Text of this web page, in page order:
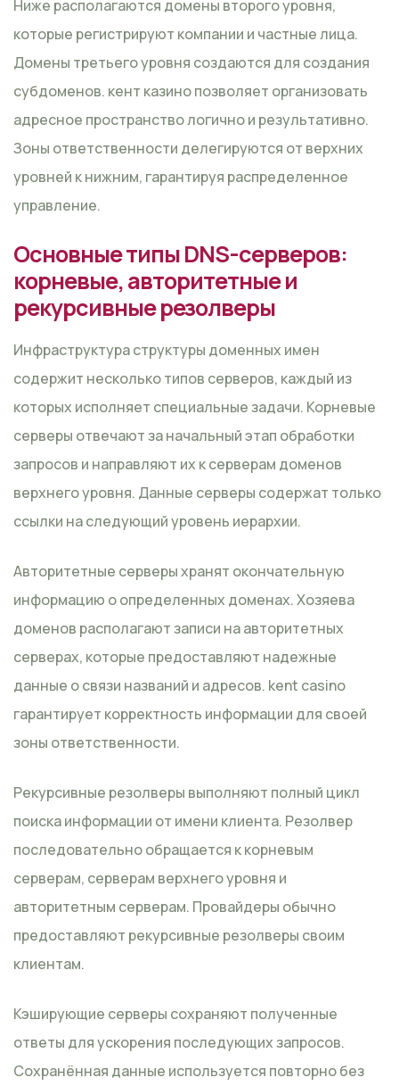
Ниже располагаются домены второго уровня,
которые регистрируют компании и частные лица.
Домены третьего уровня создаются для создания
субдоменов. кент казино позволяет организовать
адресное пространство логично и результативно.
Зоны ответственности делегируются от верхних
уровней к нижним, гарантируя распределенное
управление.
Основные типы DNS-серверов:
корневые, авторитетные и
рекурсивные резолверы
Инфраструктура структуры доменных имен
содержит несколько типов серверов, каждый из
которых исполняет специальные задачи. Корневые
серверы отвечают за начальный этап обработки
запросов и направляют их к серверам доменов
верхнего уровня. Данные серверы содержат только
ссылки на следующий уровень иерархии.
Авторитетные серверы хранят окончательную
информацию о определенных доменах. Хозяева
доменов располагают записи на авторитетных
серверах, которые предоставляют надежные
данные о связи названий и адресов. kent casino
гарантирует корректность информации для своей
зоны ответственности.
Рекурсивные резолверы выполняют полный цикл
поиска информации от имени клиента. Резолвер
последовательно обращается к корневым
серверам, серверам верхнего уровня и
авторитетным серверам. Провайдеры обычно
предоставляют рекурсивные резолверы своим
клиентам.
Кэширующие серверы сохраняют полученные
ответы для ускорения последующих запросов.
Сохранённая данные используется повторно без